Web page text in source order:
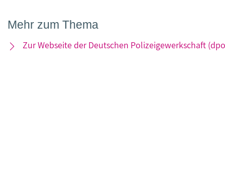
Mehr zum Thema
Zur Webseite der Deutschen Polizeigewerkschaft